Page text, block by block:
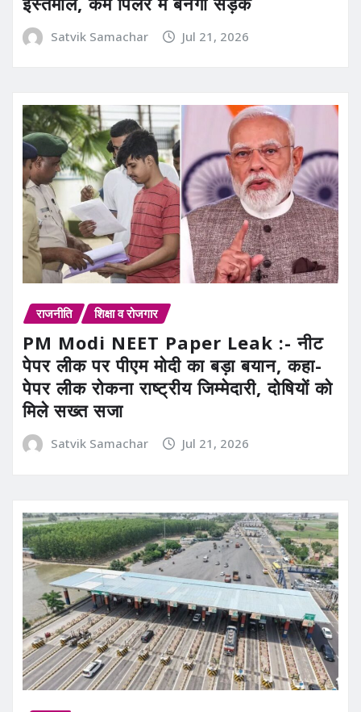
Satvik Samachar Jul 21, 2026
राजनीति शिक्षा व रोजगार
PM Modi NEET Paper Leak :- नीट
पेपर लीक पर पीएम मोदी का बड़ा बयान, कहा-
पेपर लीक रोकना राष्ट्रीय जिम्मेदारी, दोषियों को
मिले सख्त सजा
Satvik Samachar Jul 21, 2026